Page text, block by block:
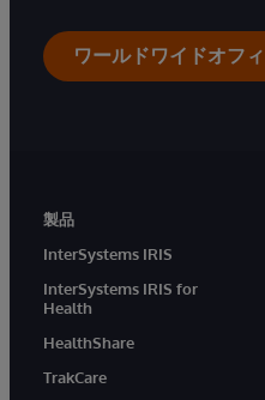
ワールドワイドオフ
製品
InterSystems IRIS
InterSystems IRIS for
Health
HealthShare
TrakCare